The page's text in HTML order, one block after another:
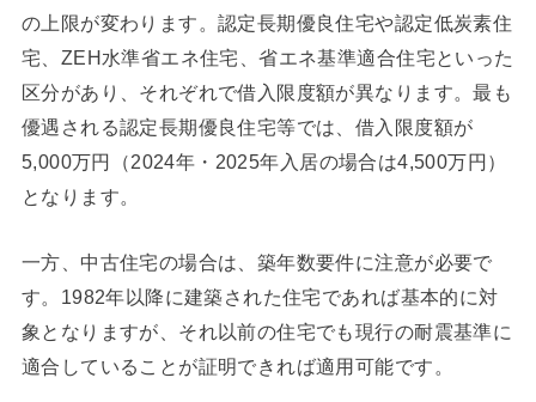
の上限が変わります。認定長期優良住宅や認定低炭素住
宅、ZEH水準省エネ住宅、省エネ基準適合住宅といった
区分があり、それぞれで借入限度額が異なります。最も
優遇される認定長期優良住宅等では、借入限度額が
5,000万円（2024年・2025年入居の場合は4,500万円）
となります。
一方、中古住宅の場合は、築年数要件に注意が必要で
す。1982年以降に建築された住宅であれば基本的に対
象となりますが、それ以前の住宅でも現行の耐震基準に
適合していることが証明できれば適用可能です。